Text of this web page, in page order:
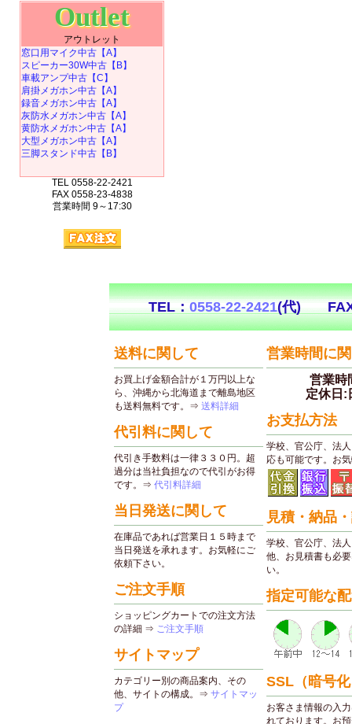
Outlet
アウトレット
窓口用マイク中古【A】
スピーカー30W中古【B】
車載アンプ中古【C】
肩掛メガホン中古【A】
録音メガホン中古【A】
灰防水メガホン中古【A】
黄防水メガホン中古【A】
大型メガホン中古【A】
三脚スタンド中古【B】
TEL 0558-22-2421
FAX 0558-23-4838
営業時間 9～17:30